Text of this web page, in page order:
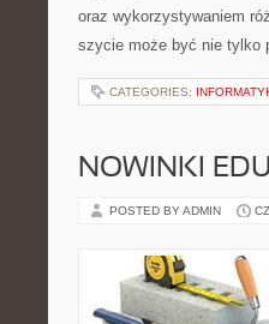
oraz wykorzystywaniem
szycie może być nie
CATEGORIES:
NOWINKI
POSTED BY ADMIN